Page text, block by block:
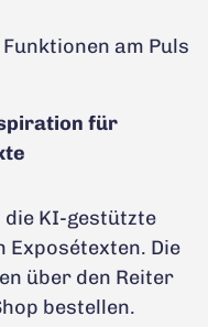
am Puls
für
die KI-gestützte
Die
über den Reiter
bestellen.